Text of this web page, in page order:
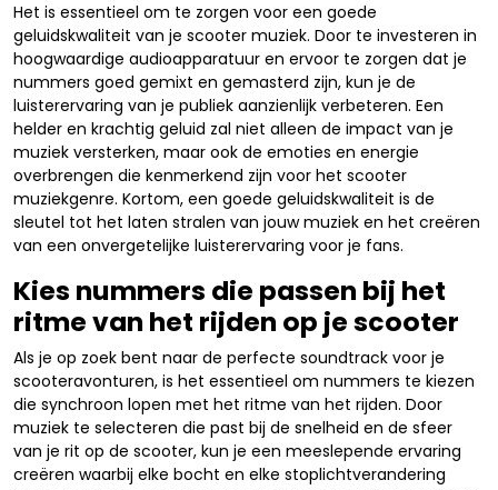
Het is essentieel om te zorgen voor een goede
geluidskwaliteit van je scooter muziek. Door te investeren in
hoogwaardige audioapparatuur en ervoor te zorgen dat je
nummers goed gemixt en gemasterd zijn, kun je de
luisterervaring van je publiek aanzienlijk verbeteren. Een
helder en krachtig geluid zal niet alleen de impact van je
muziek versterken, maar ook de emoties en energie
overbrengen die kenmerkend zijn voor het scooter
muziekgenre. Kortom, een goede geluidskwaliteit is de
sleutel tot het laten stralen van jouw muziek en het creëren
van een onvergetelijke luisterervaring voor je fans.
Kies nummers die passen bij het
ritme van het rijden op je scooter
Als je op zoek bent naar de perfecte soundtrack voor je
scooteravonturen, is het essentieel om nummers te kiezen
die synchroon lopen met het ritme van het rijden. Door
muziek te selecteren die past bij de snelheid en de sfeer
van je rit op de scooter, kun je een meeslepende ervaring
creëren waarbij elke bocht en elke stoplichtverandering